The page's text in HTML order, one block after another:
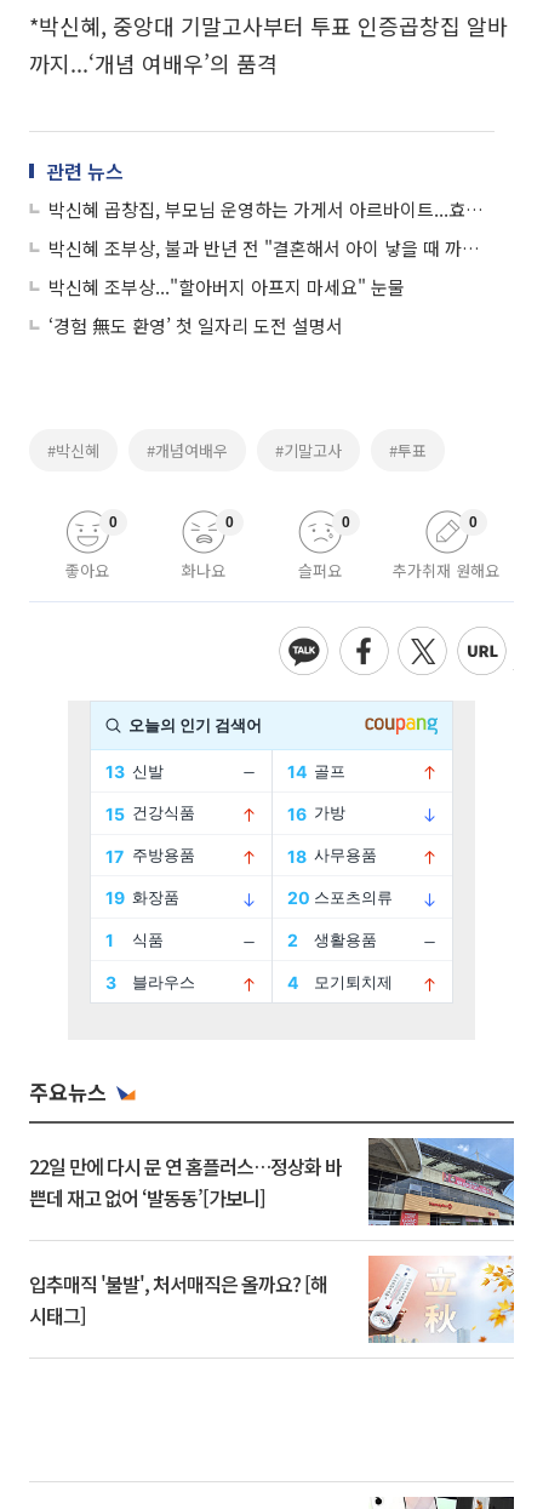
*박신혜, 중앙대 기말고사부터 투표 인증곱창집 알바
까지...‘개념 여배우’의 품격
관련 뉴스
박신혜 곱창집, 부모님 운영하는 가게서 아르바이트...효녀 여배우에 네티즌 찬사
박신혜 조부상, 불과 반년 전 "결혼해서 아이 낳을 때 까지 사셔야죠" 애틋함 표현
박신혜 조부상..."할아버지 아프지 마세요" 눈물
‘경험 無도 환영’ 첫 일자리 도전 설명서
#박신혜 #개념여배우 #기말고사 #투표
좋아요
0
화나요
0
슬퍼요
0
추가취재 원해요
0
주요뉴스
22일 만에 다시 문 연 홈플러스…정상화 바
쁜데 재고 없어 ‘발동동’[가보니]
입추매직 '불발', 처서매직은 올까요? [해
시태그]